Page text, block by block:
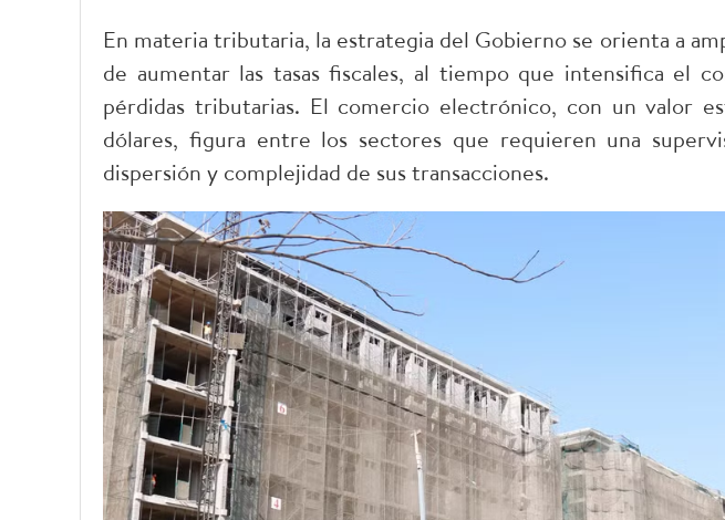
​En materia tributaria, la estrategia del Gobierno se orienta a
de aumentar las tasas fiscales, al tiempo que intensifica el
pérdidas tributarias. El comercio electrónico, con un valor
dólares, figura entre los sectores que requieren una
dispersión y complejidad de sus transacciones.